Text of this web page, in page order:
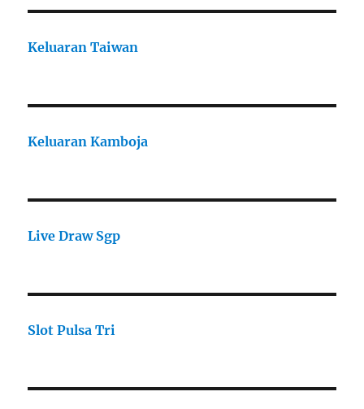
Keluaran Taiwan
Keluaran Kamboja
Live Draw Sgp
Slot Pulsa Tri